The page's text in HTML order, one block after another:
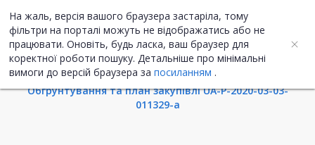
На жаль, версія вашого браузера застаріла, тому
фільтри на порталі можуть не відображатись або не
працювати. Оновіть, будь ласка, ваш браузер для
коректної роботи пошуку. Детальніше про мінімальні
вимоги до версій браузера за посиланням .
UA ENG
Інформація про закупівлю
Обгрунтування та план закупівлі UA-P-2020-03-03-
011329-a